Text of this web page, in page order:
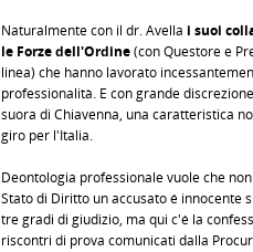
Naturalmente con il dr. Avella i suoi
le Forze dell'Ordine(con Questore e
linea) che hanno lavorato
professionalità. E con grande
suora di Chiavenna, una caratteristica
giro per l'Italia.
Deontologia professionale vuole che
Stato di Diritto un accusato é innocente
tre gradi di giudizio, ma qui c'é la
riscontri di prova comunicati dalla